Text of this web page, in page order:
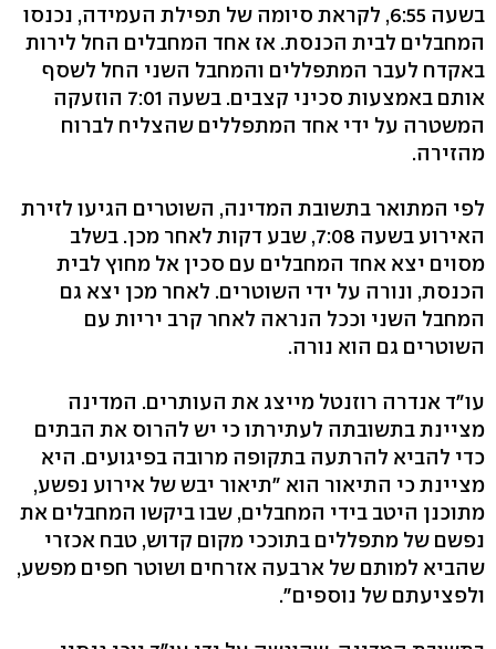
בשעה 6:55, לקראת סיומה של תפילת העמידה, נכנסו
המחבלים לבית הכנסת. אז אחד המחבלים החל לירות
באקדח לעבר המתפללים והמחבל השני החל לשסף
אותם באמצעות סכיני קצבים. בשעה 7:01 הוזעקה
המשטרה על ידי אחד המתפללים שהצליח לברוח
מהזירה.
לפי המתואר בתשובת המדינה, השוטרים הגיעו לזירת
האירוע בשעה 7:08, שבע דקות לאחר מכן. בשלב
מסוים יצא אחד המחבלים עם סכין אל מחוץ לבית
הכנסת, ונורה על ידי השוטרים. לאחר מכן יצא גם
המחבל השני וככל הנראה לאחר קרב יריות עם
השוטרים גם הוא נורה.
עו"ד אנדרה רוזנטל מייצג את העותרים. המדינה
מציינת בתשובתה לעתירתו כי יש להרוס את הבתים
כדי להביא להרתעה בתקופה מרובה בפיגועים. היא
מציינת כי התיאור הוא "תיאור יבש של אירוע נפשע,
מתוכנן היטב בידי המחבלים, שבו ביקשו המחבלים את
נפשם של מתפללים בתוככי מקום קדוש, טבח אכזרי
שהביא למותם של ארבעה אזרחים ושוטר חפים מפשע,
ולפציעתם של נוספים".